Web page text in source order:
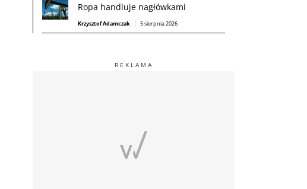
Ropa handluje nagłówkami
Krzysztof Adamczak 5 sierpnia 2026